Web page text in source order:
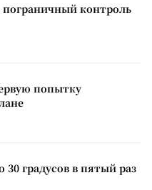
контроль
попытку
30 градусов в пятый раз